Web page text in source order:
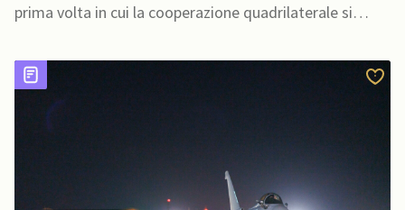
prima volta in cui la cooperazione quadrilaterale si